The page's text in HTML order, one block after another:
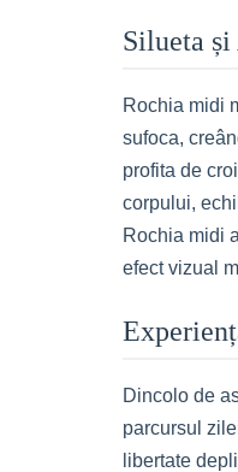
Silueta
Rochia midi
sufoca,
profita de
corpului,
Rochia midi
efect vizual
Dincolo de
parcursul
libertate